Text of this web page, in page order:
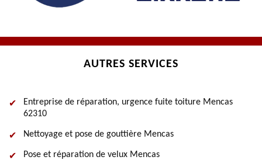
AUTRES SERVICES
Entreprise de réparation, urgence fuite toiture Mencas
62310
Nettoyage et pose de gouttière Mencas
Pose et réparation de velux Mencas